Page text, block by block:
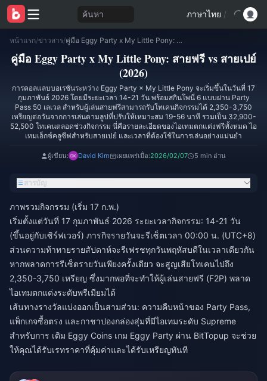
ค้นหา ภาษาไทย /
หน้าแรก/ข่าวสาร/ คู่มือ Eggy Party x My Little Pony: สายฟรี vs สายเปย์ (2026)
คู่มือ Eggy Party x My Little Pony: สายฟรี vs สายเปย์
(2026)
การคอลแลบบอเรชันระหว่าง Eggy Party × My Little Pony จะเริ่มขึ้นในวันที่ 17
กุมภาพันธ์ 2026 โดยมีระยะเวลา 14-21 วัน พร้อมสกินโพนี่ 6 แบบผ่าน Party
Pass 50 เลเวล สำหรับผู้เล่นสายฟรีสามารถรับโทเคนกิจกรรมได้ 2,350-3,750
เหรียญต่อวันจากการเล่นตามลูปที่ปรับให้เหมาะสม 19-56 นาที รวมเป็น 32,900-
52,500 โทเคนตลอดช่วงกิจกรรม นี่คือรายละเอียดของไอเทมตกแต่งฟรีทั้งหมด ไอ
เทมเอ็กซ์คลูซีฟสำหรับสายเปย์ และเวลาที่ต้องใช้ในการเล่นอย่างแม่นยำ
ผู้เขียน: David Kim เผยแพร่เมื่อ:2026/02/07 5 min อ่าน
สารบัญ
ภาพรวมกิจกรรม (เริ่ม 17 ก.พ.)
เริ่มตั้งแต่วันที่ 17 กุมภาพันธ์ 2026 ระยะเวลากิจกรรม: 14-21 วัน
(ขึ้นอยู่กับเซิร์ฟเวอร์) ภารกิจรายวันจะรีเซ็ตเวลา 00:00 น. (UTC+8)
ส่วนความท้าทายรายสัปดาห์จะรีเฟรชทุกวันพฤหัสบดีในเวลาเดียวกัน
หากพลาดการรีเซ็ตรายวันเพียงครั้งเดียว จะสูญเสียโทเคนไปถึง
2,350-3,750 เหรียญ ซึ่งมากพอที่จะทำให้ผู้เล่นสายฟรี (F2P) พลาด
ไอเทมตกแต่งระดับพรีเมียมได้
เส้นทางรางวัลแบ่งออกเป็นสามส่วน: ความคืบหน้าของ Party Pass,
แพ็กเกจซื้อตรง และกาชาปองกล่องสุ่มที่มีไอเทมระดับ Supreme
สำหรับการ เติม Eggy Coins เกม Eggy Party ผ่าน BitTopup จะช่วย
ให้คุณได้รับเรทราคาที่คุ้มค่าและได้รับเหรียญทันที